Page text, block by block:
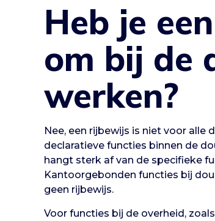
Heb je
om bij de
werken?
Nee, een rijbewijs is niet voor alle
declaratieve functies binnen de
hangt sterk af van de specifieke
Kantoorgebonden functies bij
geen rijbewijs.
Voor functies bij de overheid,